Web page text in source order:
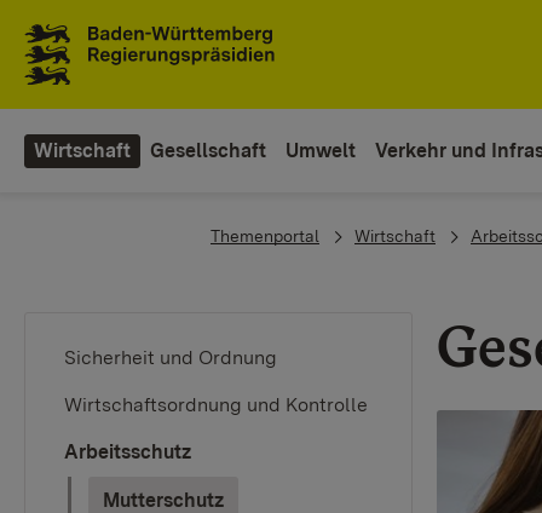
Wirtschaft Gesellschaft Umwelt Verkehr und
You are here:
Themenportal Wirtschaft
Sicherheit und Ordnung
Wirtschaftsordnung und Kontrolle
Arbeitsschutz
Mutterschutz(current)